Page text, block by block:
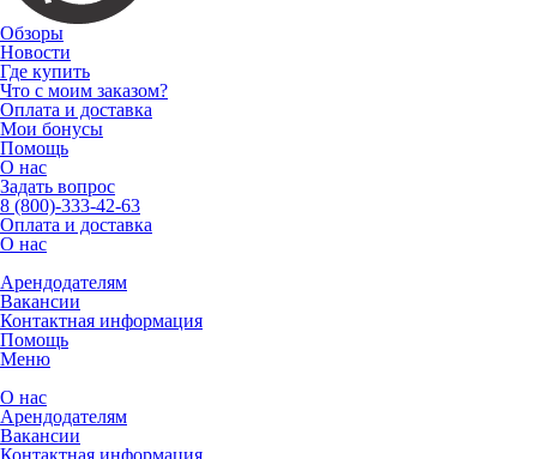
Обзоры
Новости
Где купить
Что с моим заказом?
Оплата и доставка
Мои бонусы
Помощь
О нас
Задать вопрос
8 (800)-333-42-63
Оплата и доставка
О нас
Арендодателям
Вакансии
Контактная информация
Помощь
Меню
О нас
Арендодателям
Вакансии
Контактная информация